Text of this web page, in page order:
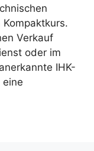
Verkauf
oder im
IHK-